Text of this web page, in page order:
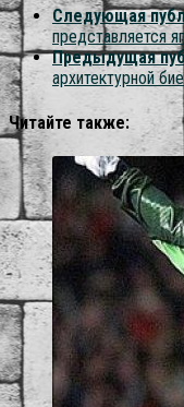
Следующая
представляется
Предыдущая
архитектурной
Читайте также: